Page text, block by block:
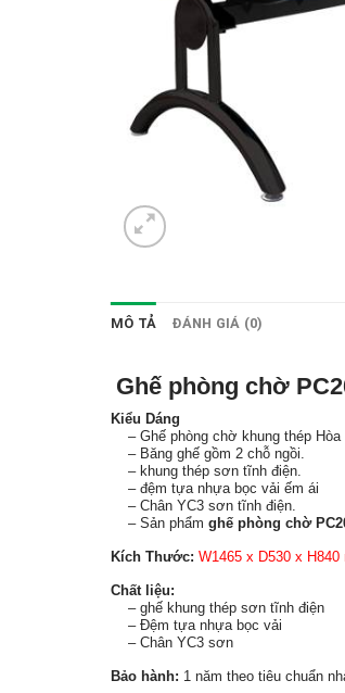
MÔ TẢ ĐÁNH GIÁ (0)
Ghế phòng chờ
Kiểu Dáng
– Ghế phòng chờ khung thép Hòa
– Băng ghế gồm 2 chỗ ngồi.
– khung thép sơn tĩnh điện.
– đệm tựa nhựa bọc vải ếm ái
– Chân YC3 sơn tĩnh điện.
– Sản phẩm ghế phòng chờ
Kích Thước: W1465 x D530 x H840
Chất liệu:
– ghế khung thép sơn tĩnh điện
– Đệm tựa nhựa bọc vải
– Chân YC3 sơn
Bảo hành: 1 năm theo tiêu chuẩn